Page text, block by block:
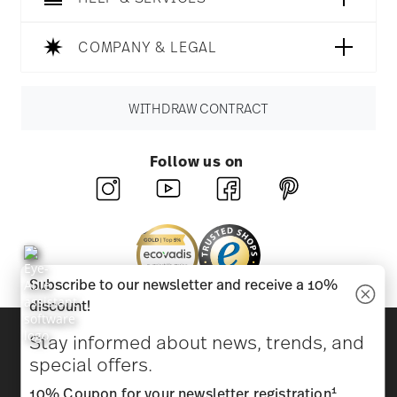
COMPANY & LEGAL
WITHDRAW CONTRACT
Follow us on
Beauty & functionality for your home
Subscribe to our newsletter and receive a 10%
discount!
Stay informed about news, trends, and
special offers.
1